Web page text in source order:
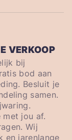
VERKOOP
bij
bod aan
Besluit je
samen.
met jou af.
Wij
en jarenlange